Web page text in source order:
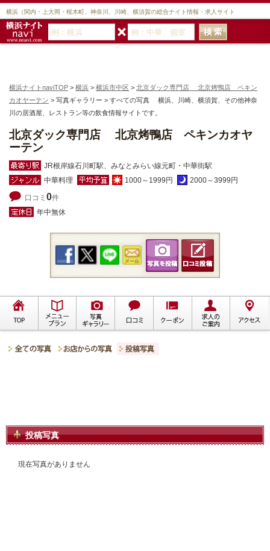
横浜（関内・上大岡・桜木町、神奈川、川崎、横須賀の総合ナイト情報・求人サイト
横浜ナイトnaviTOP > 横浜 > 横浜市中区 > 北京ダック専門店 北京烤鴨店 ペキン
カオヤーテン > 写真ギャラリー > すべての写真 横浜、川崎、横須賀、その他神奈
川の居酒屋、レストラン等の飲食情報サイトです。
北京ダック専門店 北京烤鴨店 ペキンカオヤ
ーテン
JR根岸線石川町駅、みなとみらい線元町・中華街駅
中華料理
1000～1999円 2000～3999円
口コミ 0件
年中無休
投稿写真
現在写真がありません